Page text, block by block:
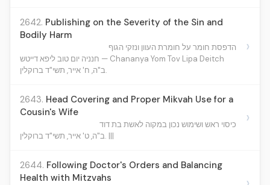
2642. Publishing on the Severity of the Sin and
Bodily Harm
הדפסת חומר על חומרת העוון ונזקי הגוף
חנניה יום טוב ליפא דייטש — Chananya Yom Tov Lipa Deitch
ב"ה, ח' אייר, תשי"ד ברוקלין.
›
2643. Head Covering and Proper Mikvah Use for a
Cousin's Wife
כיסוי ראש ושימוש נכון במקוה לאשת בת דוד
ב"ה, ט' אייר, תשי"ד ברוקלין. |||
›
2644. Following Doctor's Orders and Balancing
Health with Mitzvahs